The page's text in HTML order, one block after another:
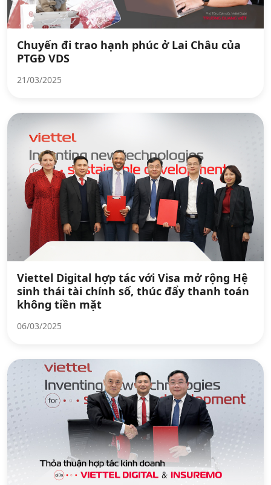
Chuyến đi trao hạnh phúc ở Lai Châu của
PTGĐ VDS
21/03/2025
Viettel Digital hợp tác với Visa mở rộng Hệ
sinh thái tài chính số, thúc đẩy thanh toán
không tiền mặt
06/03/2025